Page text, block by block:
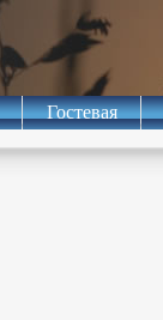
Гостевая